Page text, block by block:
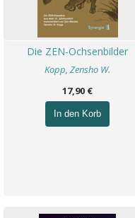
Die ZEN-Ochsenbilder
Kopp, Zensho W.
17,90 €
In den Korb